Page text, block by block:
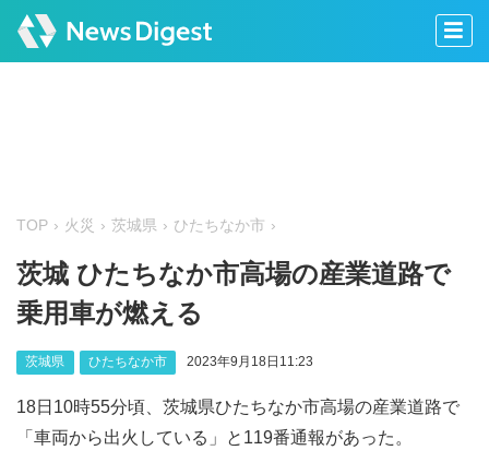
TOP 火災 茨城県 ひたちなか市
茨城 ひたちなか市高場の産業道路で
乗用車が燃える
茨城県 ひたちなか市 2023年9月18日11:23
18日10時55分頃、茨城県ひたちなか市高場の産業道路で
「車両から出火している」と119番通報があった。